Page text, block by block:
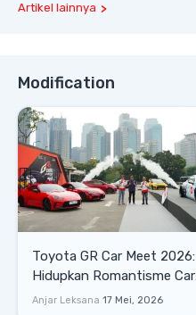
Artikel lainnya
Modification
Toyota GR Car Meet 2026:
Hidupkan Romantisme Car
Culture Era 90-an
Anjar Leksana 17 Mei, 2026